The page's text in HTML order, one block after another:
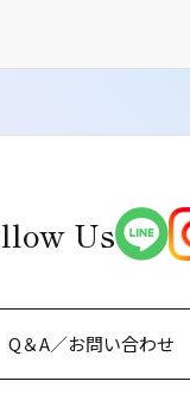
Us
Q＆A／お問い合わせ